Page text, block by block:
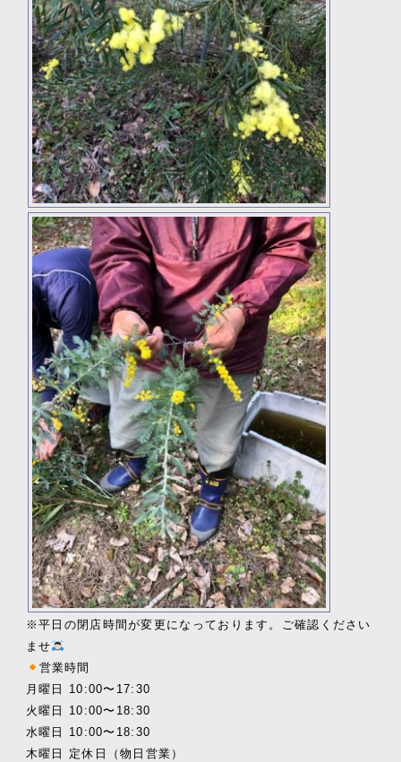
※平日の閉店時間が変更になっております。ご確認ください
ませ
営業時間
月曜日 10:00〜17:30
火曜日 10:00〜18:30
水曜日 10:00〜18:30
木曜日 定休日（物日営業）